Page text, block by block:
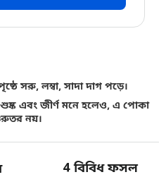
সরু, লম্বা, সাদা দাগ পড়ে।
এবং জীর্ণ মনে হলেও, এ পোকা
নয়।
4বিবিধ ফসল